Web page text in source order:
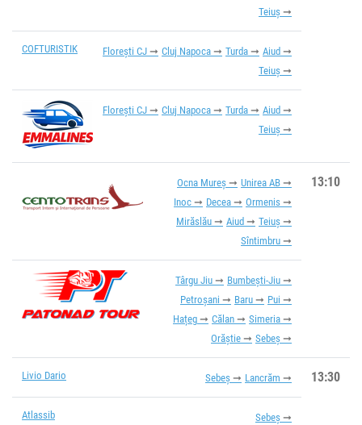
Teiuș
COFTURISTIK Florești CJ Cluj Napoca Turda
Aiud
Teiuș
Florești CJ Cluj Napoca Turda
Aiud
Teiuș
Ocna Mureș
Unirea AB
Inoc
Decea
Ormenis
Mirăslău
Aiud
Teiuș
Sîntimbru
13:10
Târgu Jiu
Bumbești-Jiu
Petroșani
Baru
Pui
Hațeg
Călan
Simeria
Orăștie
Sebeș
Livio Dario Sebeș Lancrăm 13:30
Atlassib Sebeș